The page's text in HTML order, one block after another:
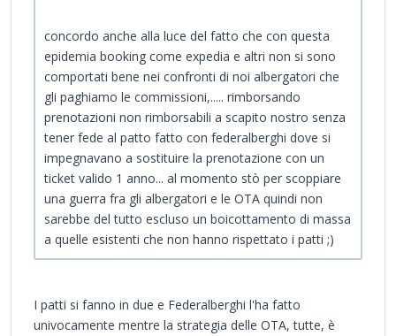
concordo anche alla luce del fatto che con questa
epidemia booking come expedia e altri non si sono
comportati bene nei confronti di noi albergatori che
gli paghiamo le commissioni,..... rimborsando
prenotazioni non rimborsabili a scapito nostro senza
tener fede al patto fatto con federalberghi dove si
impegnavano a sostituire la prenotazione con un
ticket valido 1 anno... al momento stò per scoppiare
una guerra fra gli albergatori e le OTA quindi non
sarebbe del tutto escluso un boicottamento di massa
a quelle esistenti che non hanno rispettato i patti ;)
I patti si fanno in due e Federalberghi l'ha fatto
univocamente mentre la strategia delle OTA, tutte, è